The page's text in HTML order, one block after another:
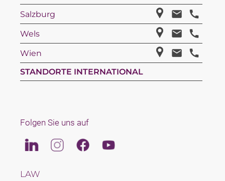
Salzburg
Wels
Wien
STANDORTE INTERNATIONAL
Folgen Sie uns auf
LinkedinInstagramFacebookYoutube
LAW